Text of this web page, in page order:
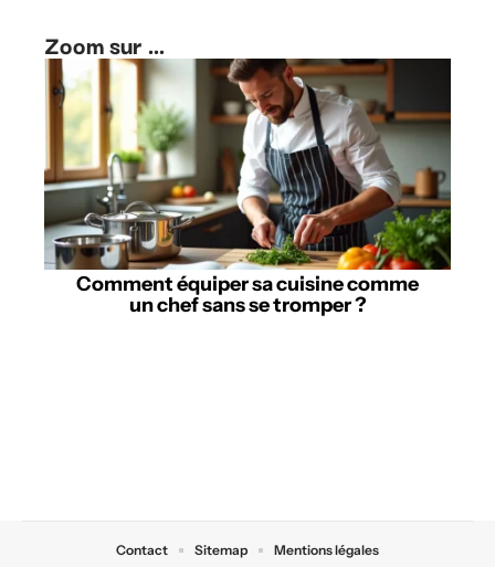
Zoom sur ...
Comment équiper sa cuisine comme
un chef sans se tromper ?
Contact Sitemap Mentions légales